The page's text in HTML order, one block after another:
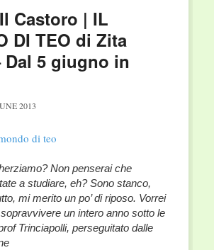
Castoro | IL
DI TEO di Zita
Dal 5 giugno in
2013
Non penserai che
a studiare, eh? Sono stanco,
mi merito un po’ di riposo. Vorrei
un intero anno sotto le
Trinciapolli, perseguitato dalle